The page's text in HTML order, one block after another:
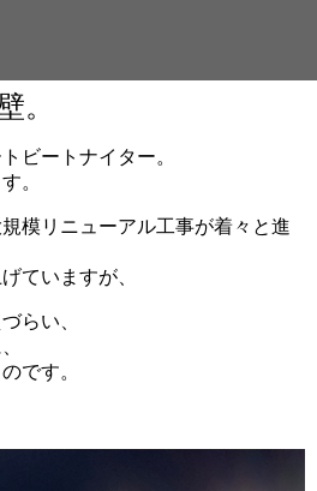
。
ビートナイター。
。
模リニューアル工事が着々と進
ていますが、
らい、
です。